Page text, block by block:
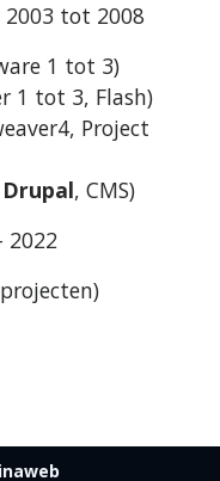
tot 2008
1 tot 3)
1 tot 3, Flash)
Project
Drupal, CMS)
2022
projecten)